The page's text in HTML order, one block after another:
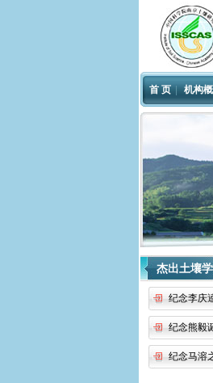
首 页 | 机构
杰出土壤
纪念李庆
纪念熊毅
纪念马溶